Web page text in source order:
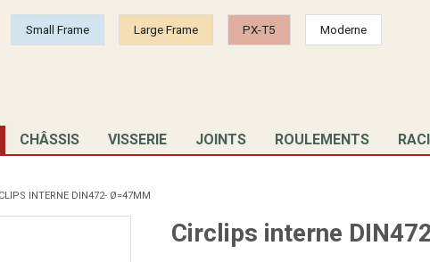
Small Frame Large Frame PX-T5 Moderne
CHÂSSIS VISSERIE JOINTS ROULEMENTS
INTERNE DIN472- Ø=47MM
Circlips interne